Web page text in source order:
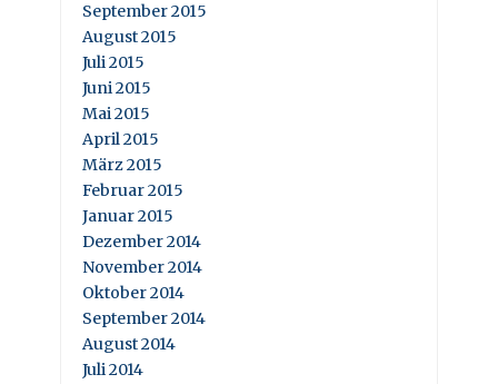
September 2015
August 2015
Juli 2015
Juni 2015
Mai 2015
April 2015
März 2015
Februar 2015
Januar 2015
Dezember 2014
November 2014
Oktober 2014
September 2014
August 2014
Juli 2014